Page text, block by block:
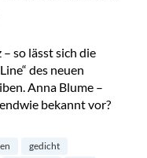
so lässt sich die
des neuen
Anna Blume –
bekannt vor?
Line: erste Kollektion
gedicht